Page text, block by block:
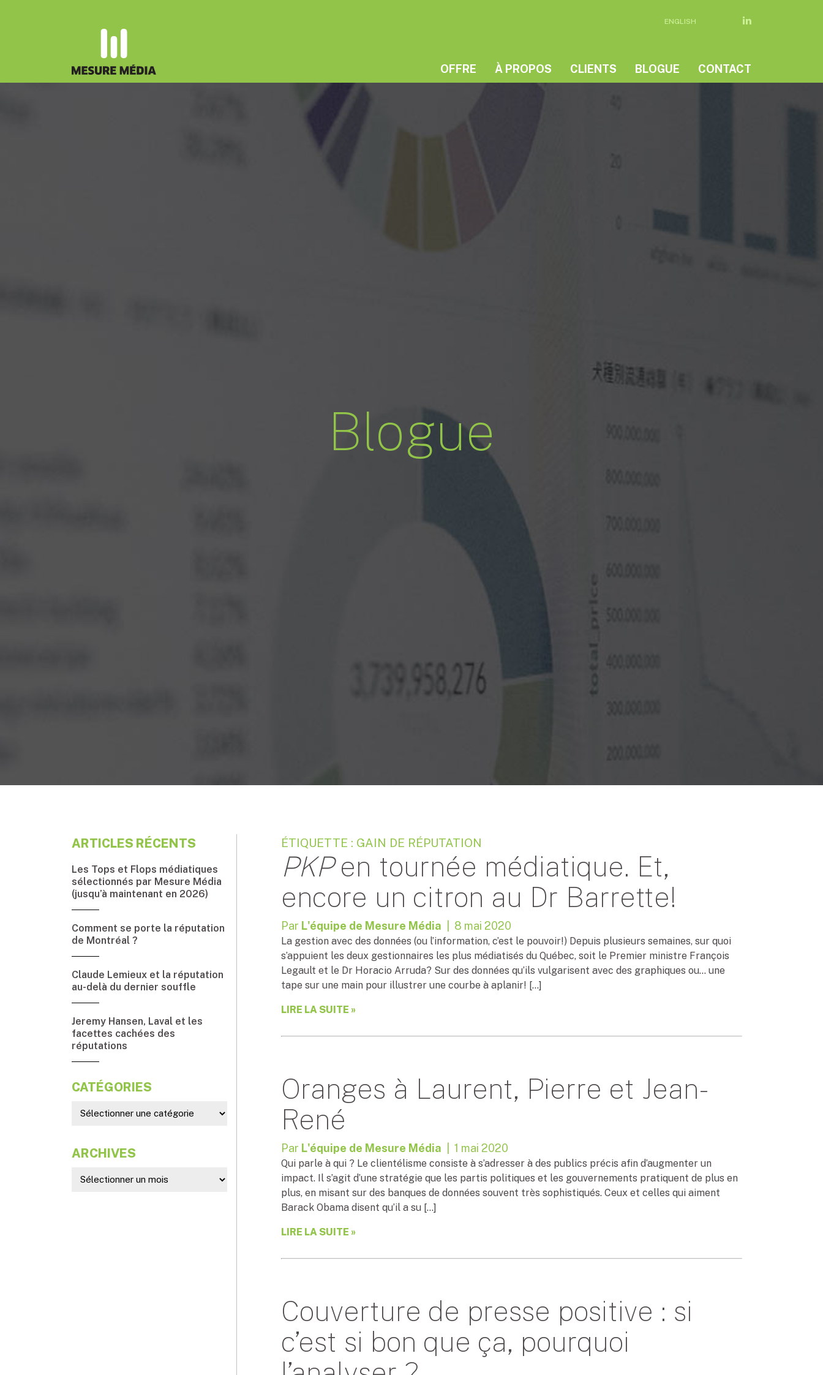
ENGLISH
OFFRE À PROPOS CLIENTS BLOGUE CONTACT
Blogue
ARTICLES RÉCENTS
Les Tops et Flops médiatiques
sélectionnés par Mesure Média
(jusqu’à maintenant en 2026)
Comment se porte la réputation
de Montréal ?
Claude Lemieux et la réputation
au-delà du dernier souffle
Jeremy Hansen, Laval et les
facettes cachées des
réputations
CATÉGORIES
ARCHIVES
ÉTIQUETTE : GAIN DE RÉPUTATION
PKPen tournée médiatique. Et,
encore un citron au Dr Barrette!
Par L'équipe de Mesure Média | 8 mai 2020
La gestion avec des données (ou l’information, c’est le pouvoir!) Depuis plusieurs semaines, sur quoi
s’appuient les deux gestionnaires les plus médiatisés du Québec, soit le Premier ministre François
Legault et le Dr Horacio Arruda? Sur des données qu’ils vulgarisent avec des graphiques ou… une
tape sur une main pour illustrer une courbe à aplanir! […]
LIRE LA SUITE »
Oranges à Laurent, Pierre et Jean-
René
Par L'équipe de Mesure Média | 1 mai 2020
Qui parle à qui ? Le clientélisme consiste à s’adresser à des publics précis afin d’augmenter un
impact. Il s’agit d’une stratégie que les partis politiques et les gouvernements pratiquent de plus en
plus, en misant sur des banques de données souvent très sophistiqués. Ceux et celles qui aiment
Barack Obama disent qu’il a su […]
LIRE LA SUITE »
Couverture de presse positive : si
c’est si bon que ça, pourquoi